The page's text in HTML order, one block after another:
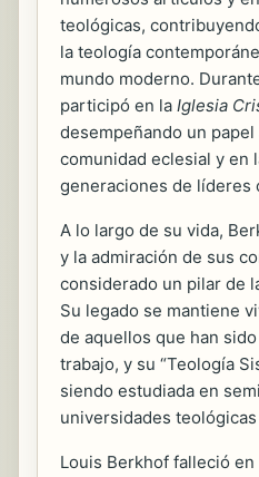
teológicas,
la teología
mundo moderno.
participó en la Iglesia
desempeñando un
comunidad eclesial y en
generaciones de líderes
A lo largo de su vida,
y la admiración de sus
considerado un pilar de
Su legado se mantiene
de aquellos que han
trabajo, y su “Teología
siendo estudiada en
universidades
Louis Berkhof falleció en